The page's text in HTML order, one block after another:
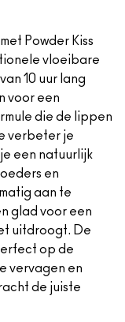
Powder Kiss
vloeibare
10 uur lang
voor een
die de lippen
verbeter je
een natuurlijk
en
aan te
glad voor een
uitdroogt. De
op de
vervagen en
de juiste